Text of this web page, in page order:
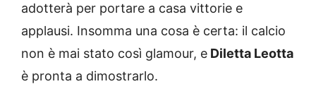
adotterà per portare a casa vittorie e
applausi. Insomma una cosa è certa: il calcio
non è mai stato così glamour, e Diletta Leotta
è pronta a dimostrarlo.